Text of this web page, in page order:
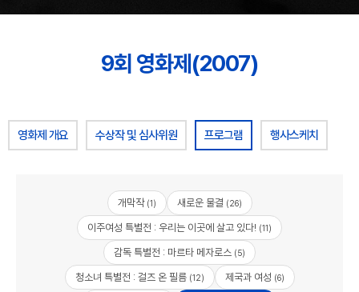
9회 영화제(2007)
영화제 개요 수상작 및 심사위원 프로그램 행사스케치
개막작(1) 새로운 물결 (26)
이주여성 특별전 : 우리는 이곳에 살고 있다! (11)
감독 특별전 : 마르타 메자로스 (5)
청소녀 특별전 : 걸즈 온 필름(12) 제국과 여성 (6)